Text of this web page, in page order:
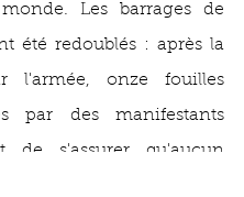
Les barrages de
été redoublés : après la
l'armée, onze fouilles
par des manifestants
de s'assurer qu'aucun